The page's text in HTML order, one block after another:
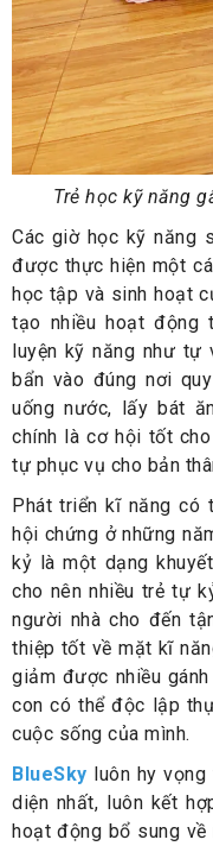
Trẻ học kỹ năng
Các giờ học kỹ năng
được thực hiện một
học tập và sinh hoạt
tạo nhiều hoạt động
luyện kỹ năng như
bẩn vào đúng nơi
uống nước, lấy bát
chính là cơ hội tốt
tự phục vụ cho bản
Phát triển kĩ năng có
hội chứng ở những
kỷ là một dạng
cho nên nhiều trẻ tự
người nhà cho đến
thiệp tốt về mặt kĩ
giảm được nhiều
con có thể độc lập
cuộc sống của mình.
BlueSky luôn hy
diện nhất, luôn kết
hoạt động bổ sung